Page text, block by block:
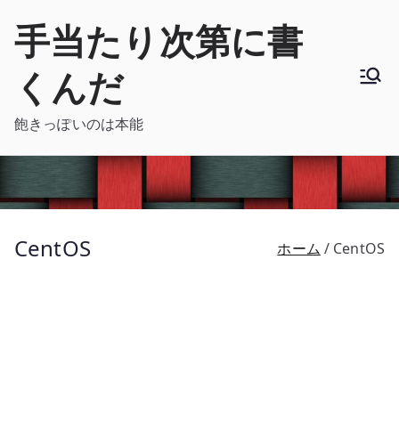
手当たり次第に書
くんだ
飽きっぽいのは本能
CentOS ホーム CentOS